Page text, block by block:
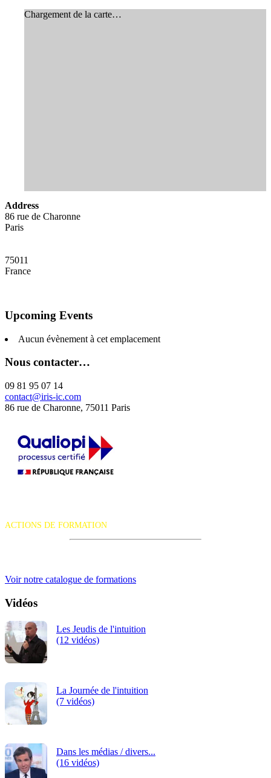
Chargement de la carte…
Address
86 rue de Charonne
Paris
75011
France
Upcoming Events
Aucun évènement à cet emplacement
Nous contacter…
09 81 95 07 14
contact@iris-ic.com
86 rue de Charonne, 75011 Paris
ACTIONS DE FORMATION
Voir notre catalogue de formations
Vidéos
Les Jeudis de l'intuition
(12 vidéos)
La Journée de l'intuition
(7 vidéos)
Dans les médias / divers...
(16 vidéos)